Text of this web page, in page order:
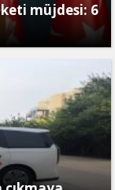
müjdesi: 6